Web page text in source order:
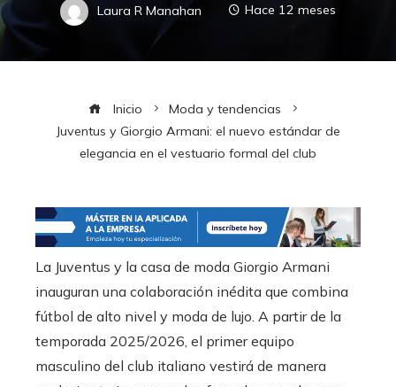
Laura R Manahan Hace 12 meses
Inicio
Moda y tendencias
Juventus y Giorgio Armani: el nuevo estándar de
elegancia en el vestuario formal del club
La Juventus y la casa de moda Giorgio Armani
inauguran una colaboración inédita que combina
fútbol de alto nivel y moda de lujo. A partir de la
temporada 2025/2026, el primer equipo
masculino del club italiano vestirá de manera